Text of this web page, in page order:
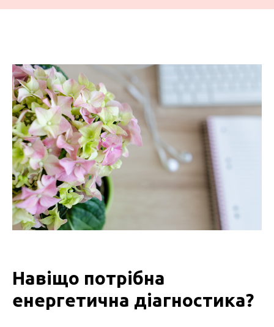
Навіщо потрібна
енергетична діагностика?